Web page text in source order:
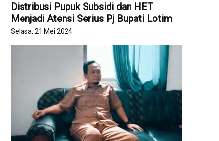
Distribusi Pupuk Subsidi dan HET
Menjadi Atensi Serius Pj Bupati Lotim
Selasa, 21 Mei 2024